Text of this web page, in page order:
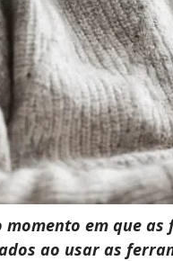
em que
ao usar as